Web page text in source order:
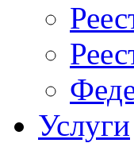
Услуги